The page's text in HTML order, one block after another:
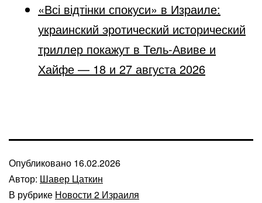
«Всі відтінки спокуси» в Израиле:
украинский эротический исторический
триллер покажут в Тель-Авиве и
Хайфе — 18 и 27 августа 2026
Опубликовано 16.02.2026
Автор: Шавер Цаткин
В рубрике Новости 2 Израиля